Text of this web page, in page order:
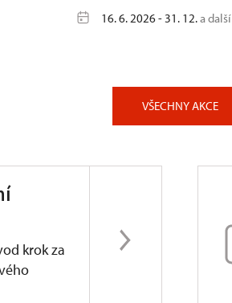
16. 6. 2026 - 31. 12.a další
VŠECHNY AKCE
krok za